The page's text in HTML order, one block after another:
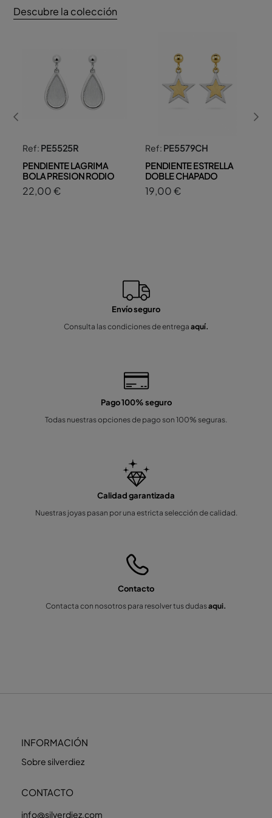
Descubre la colección
Ref: PE5525R
PENDIENTE LAGRIMA
BOLA PRESION RODIO
22,00 €
Ref: PE5579CH
PENDIENTE ESTRELLA
DOBLE CHAPADO
19,00 €
Envío seguro
Consulta las condiciones de entrega aquí.
Pago 100% seguro
Todas nuestras opciones de pago son 100% seguras.
Calidad garantizada
Nuestras joyas pasan por una estricta selección de calidad.
Contacto
Contacta con nosotros para resolver tus dudasaqui.
INFORMACIÓN
Sobre silverdiez
CONTACTO
info@silverdiez.com